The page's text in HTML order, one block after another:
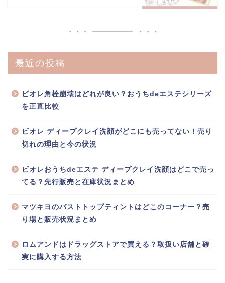
最近の投稿
ビオレ角栓崩壊はどれが良い？おうちdeエステシリーズ
を正直比較
ビオレ ディープクレイ洗顔がどこにも売ってない！売り
切れの理由と今の状況
ビオレおうちdeエステ ディープクレイ洗顔はどこで売っ
てる？先行販売と在庫状況まとめ
マツキヨのバストトップティントはどこのコーナー？売
り場と販売状況まとめ
ロムアンドはドラッグストアで買える？取扱い店舗と確
実に購入する方法